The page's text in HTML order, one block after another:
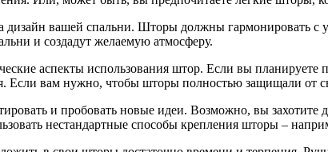
дизайн вашей спальни. Шторы должны гармонировать
и создадут желаемую атмосферу.
аспекты использования штор. Если вы
Если вам нужно, чтобы шторы полностью защищали от
и пробовать новые идеи. Возможно, вы
нестандартные способы крепления шторы –